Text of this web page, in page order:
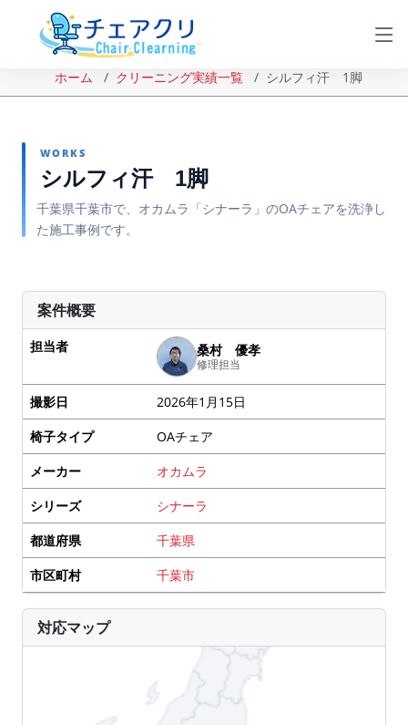
ホーム クリーニング実績一覧 シルフィ汗 1脚
WORKS
シルフィ汗 1脚
千葉県千葉市で、オカムラ「シナーラ」のOAチェアを洗浄し
た施工事例です。
BEFORE AFTER
案件概要
担当者 桑村 優孝
修理担当
撮影日
2026年1月15日
椅子タイプ
OAチェア
メーカー
オカムラ
シリーズ
シナーラ
都道府県
千葉県
市区町村
千葉市
対応マップ